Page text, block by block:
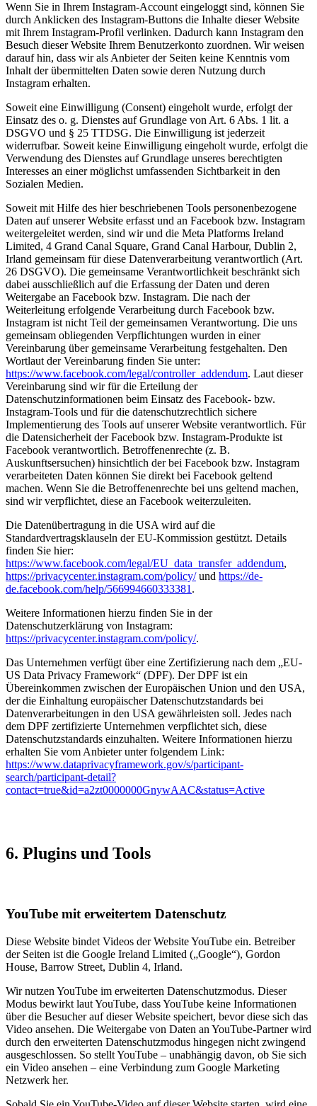
Wenn Sie in Ihrem Instagram-Account eingeloggt sind, können Sie
durch Anklicken des Instagram-Buttons die Inhalte dieser Website
mit Ihrem Instagram-Profil verlinken. Dadurch kann Instagram den
Besuch dieser Website Ihrem Benutzerkonto zuordnen. Wir weisen
darauf hin, dass wir als Anbieter der Seiten keine Kenntnis vom
Inhalt der übermittelten Daten sowie deren Nutzung durch
Instagram erhalten.
Soweit eine Einwilligung (Consent) eingeholt wurde, erfolgt der
Einsatz des o. g. Dienstes auf Grundlage von Art. 6 Abs. 1 lit. a
DSGVO und § 25 TTDSG. Die Einwilligung ist jederzeit
widerrufbar. Soweit keine Einwilligung eingeholt wurde, erfolgt die
Verwendung des Dienstes auf Grundlage unseres berechtigten
Interesses an einer möglichst umfassenden Sichtbarkeit in den
Sozialen Medien.
Soweit mit Hilfe des hier beschriebenen Tools personenbezogene
Daten auf unserer Website erfasst und an Facebook bzw. Instagram
weitergeleitet werden, sind wir und die Meta Platforms Ireland
Limited, 4 Grand Canal Square, Grand Canal Harbour, Dublin 2,
Irland gemeinsam für diese Datenverarbeitung verantwortlich (Art.
26 DSGVO). Die gemeinsame Verantwortlichkeit beschränkt sich
dabei ausschließlich auf die Erfassung der Daten und deren
Weitergabe an Facebook bzw. Instagram. Die nach der
Weiterleitung erfolgende Verarbeitung durch Facebook bzw.
Instagram ist nicht Teil der gemeinsamen Verantwortung. Die uns
gemeinsam obliegenden Verpflichtungen wurden in einer
Vereinbarung über gemeinsame Verarbeitung festgehalten. Den
Wortlaut der Vereinbarung finden Sie unter:
https://www.facebook.com/legal/controller_addendum. Laut dieser
Vereinbarung sind wir für die Erteilung der
Datenschutzinformationen beim Einsatz des Facebook- bzw.
Instagram-Tools und für die datenschutzrechtlich sichere
Implementierung des Tools auf unserer Website verantwortlich. Für
die Datensicherheit der Facebook bzw. Instagram-Produkte ist
Facebook verantwortlich. Betroffenenrechte (z. B.
Auskunftsersuchen) hinsichtlich der bei Facebook bzw. Instagram
verarbeiteten Daten können Sie direkt bei Facebook geltend
machen. Wenn Sie die Betroffenenrechte bei uns geltend machen,
sind wir verpflichtet, diese an Facebook weiterzuleiten.
Die Datenübertragung in die USA wird auf die
Standardvertragsklauseln der EU-Kommission gestützt. Details
finden Sie hier:
https://www.facebook.com/legal/EU_data_transfer_addendum,
https://privacycenter.instagram.com/policy/und https://de-
de.facebook.com/help/566994660333381.
Weitere Informationen hierzu finden Sie in der
Datenschutzerklärung von Instagram:
https://privacycenter.instagram.com/policy/.
Das Unternehmen verfügt über eine Zertifizierung nach dem „EU-
US Data Privacy Framework“ (DPF). Der DPF ist ein
Übereinkommen zwischen der Europäischen Union und den USA,
der die Einhaltung europäischer Datenschutzstandards bei
Datenverarbeitungen in den USA gewährleisten soll. Jedes nach
dem DPF zertifizierte Unternehmen verpflichtet sich, diese
Datenschutzstandards einzuhalten. Weitere Informationen hierzu
erhalten Sie vom Anbieter unter folgendem Link:
https://www.dataprivacyframework.gov/s/participant-
search/participant-detail?
contact=true&id=a2zt0000000GnywAAC&status=Active
6. Plugins und Tools
YouTube mit erweitertem Datenschutz
Diese Website bindet Videos der Website YouTube ein. Betreiber
der Seiten ist die Google Ireland Limited („Google“), Gordon
House, Barrow Street, Dublin 4, Irland.
Wir nutzen YouTube im erweiterten Datenschutzmodus. Dieser
Modus bewirkt laut YouTube, dass YouTube keine Informationen
über die Besucher auf dieser Website speichert, bevor diese sich das
Video ansehen. Die Weitergabe von Daten an YouTube-Partner wird
durch den erweiterten Datenschutzmodus hingegen nicht zwingend
ausgeschlossen. So stellt YouTube – unabhängig davon, ob Sie sich
ein Video ansehen – eine Verbindung zum Google Marketing
Netzwerk her.